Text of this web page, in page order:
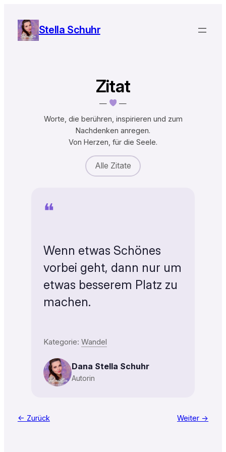
Inhalt
springen
Stella Schuhr
Zitat
—
—
Worte, die berühren, inspirieren und zum
Nachdenken anregen.
Von Herzen, für die Seele.
Alle Zitate
❝
Wenn etwas Schönes
vorbei geht, dann nur um
etwas besserem Platz zu
machen.
Kategorie: Wandel
Dana Stella Schuhr
Autorin
← Zurück Weiter →